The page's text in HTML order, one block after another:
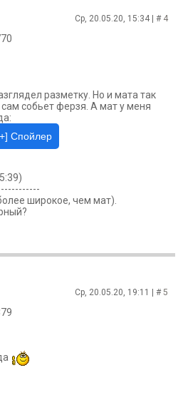
Ср, 20.05.20, 15:34 | # 4
разметку. Но и мата так
сам собьет ферзя. А мат у меня
широкое, чем мат).
Ср, 20.05.20, 19:11 | #5